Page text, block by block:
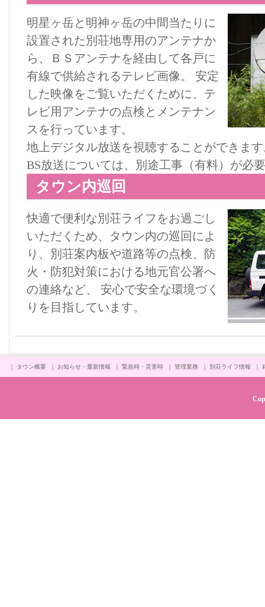
明星ヶ岳と明神ヶ岳の中間当たりに
設置された別荘地専用のアンテナか
ら、ＢＳアンテナを経由して各戸に
有線で供給されるテレビ画像。 安定
した映像をご覧いただくために、テ
レビ用アンテナの点検とメンテナン
スを行っています。
地上デジタル放送を視聴することができま
BS放送については、別途工事（有料）が必
タウン内巡回
快適で便利な別荘ライフをお過ごし
いただくため、タウン内の巡回によ
り、別荘案内板や道路等の点検、防
火・防犯対策における地元官公署へ
の連絡など、 安心で安全な環境づく
りを目指しています。
｜ タウン概要 ｜ お知らせ・最新情報 ｜ 緊急時・災害時 ｜ 管理業務 ｜ 別荘ライフ情報 ｜